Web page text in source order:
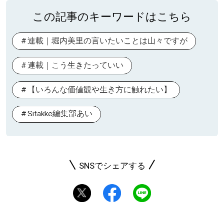
この記事のキーワードはこちら
連載｜堀内美里の言いたいことは山々ですが
連載｜こう生きたっていい
【いろんな価値観や生き方に触れたい】
Sitakke編集部あい
SNSでシェアする